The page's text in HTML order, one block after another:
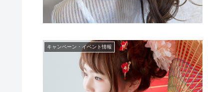
キャンペーン・イベント情報